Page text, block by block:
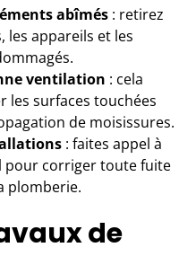
abîmés : retirez
les appareils et les
ventilation : cela
les surfaces touchées
de moisissures.
: faites appel à
pour corriger toute fuite
plomberie.
de